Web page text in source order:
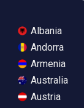
Albania
Andorra
Armenia
Australia
Austria